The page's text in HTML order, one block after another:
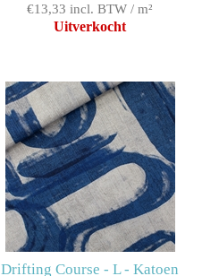
€13,33 incl. BTW / m²
Uitverkocht
Drifting Course - L - Katoen